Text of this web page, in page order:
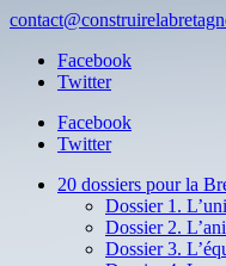
Facebook
Twitter
Facebook
Twitter
20 dossiers pour la
Dossier 1.
Dossier 2.
Dossier 3.